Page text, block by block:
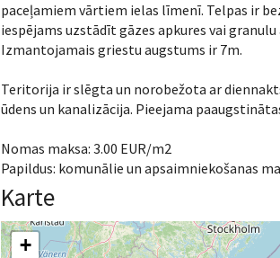
paceļamiem vārtiem ielas līmenī. Telpas ir
iespējams uzstādīt gāzes apkures vai
Izmantojamais griestu augstums ir 7m.
Teritorija ir slēgta un norobežota ar
ūdens un kanalizācija. Pieejama
Nomas maksa: 3.00 EUR/m2
Papildus: komunālie un apsaimniekošanas
Karte
+